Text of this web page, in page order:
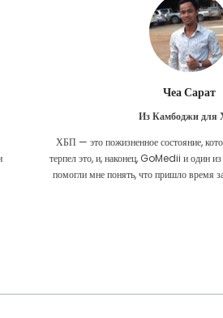
Чеа Сарат
Из Камбоджи для
ХБП — это пожизненное состояние,
терпел это, и, наконец, GoMedii и один
помогли мне понять, что пришло время